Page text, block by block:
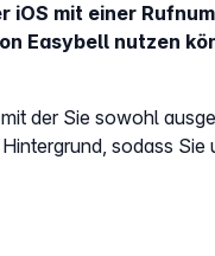
iOS mit einer
Easybell nutzen
der Sie sowohl
sodass